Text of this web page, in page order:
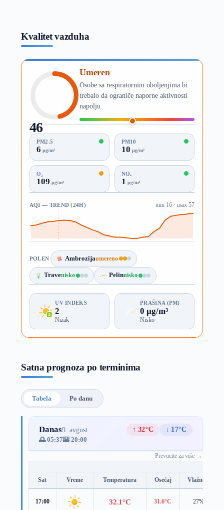
Kvalitet vazduha
46
AQI
Umeren
Osobe sa respiratornim oboljenjima bi
trebalo da ograniče naporne aktivnosti
napolju.
PM2.5
6 µg/m³
PM10
10 µg/m³
O₃
109 µg/m³
NO₂
1 µg/m³
AQI — TREND (24H) min 16 · max 57
POLEN Ambrozijaumereno
Travenisko Pelinnisko
UV INDEKS
2
Nizak
PRAŠINA (PM)
0 µg/m³
Nisko
Satna prognoza po terminima
Tabela Po danu
Danas9. avgust ↑ 32°C
↓ 17°C
🌅 05:37🌇 20:00
Prevucite za više →
Sat Vreme Temperatura Osećaj Vlažnost
17:00 32.1°C 31.6°C 27%